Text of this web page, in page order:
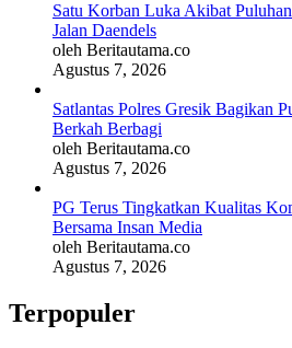
Satu Korban Luka Akibat
Jalan Daendels
oleh Beritautama.co
Agustus 7, 2026
Satlantas Polres Gresik Bagikan
Berkah Berbagi
oleh Beritautama.co
Agustus 7, 2026
PG Terus Tingkatkan Kualitas
Bersama Insan Media
oleh Beritautama.co
Agustus 7, 2026
Terpopuler